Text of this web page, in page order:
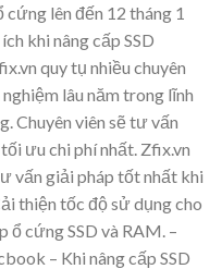
cứng lên đến 12 tháng 1
khi nâng cấp SSD
quy tụ nhiều chuyên
lâu năm trong lĩnh
Chuyên viên sẽ tư vấn
ưu chi phí nhất. Zfix.vn
vấn giải pháp tốt nhất khi
thiện tốc độ sử dụng cho
cứng SSD và RAM. –
– Khi nâng cấp SSD